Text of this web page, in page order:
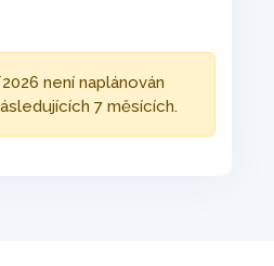
není naplánován
7 měsících.